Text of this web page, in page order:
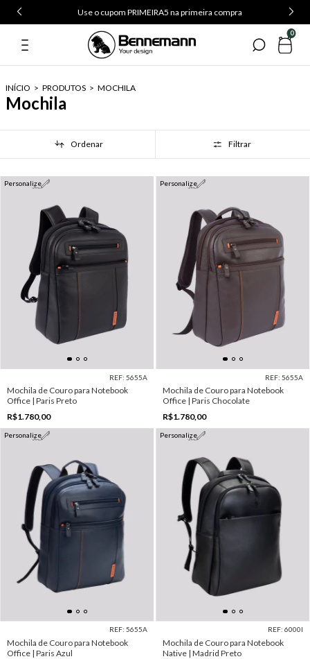
Use o cupom PRIMEIRA5 na primeira compra
0
INÍCIO > PRODUTOS > MOCHILA
Mochila
Ordenar Filtrar
Personalize
REF: 5655A
Mochila de Couro para Notebook
Office | Paris Preto
R$1.780,00
Personalize
REF: 5655A
Mochila de Couro para Notebook
Office | Paris Chocolate
R$1.780,00
Personalize
REF: 5655A
Mochila de Couro para Notebook
Office | Paris Azul
Personalize
REF: 6000I
Mochila de Couro para Notebook
Native | Madrid Preto